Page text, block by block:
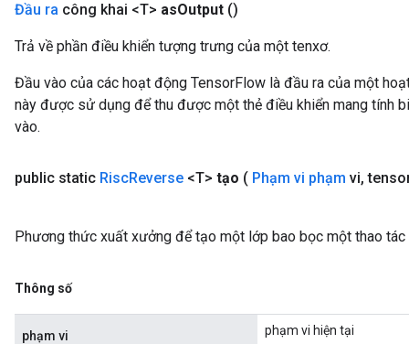
Đầu ra công khai <T> asOutput ()
Trả về phần điều khiển tượng trưng của một tenxơ.
Đầu vào của các hoạt động TensorFlow là đầu ra của một
này được sử dụng để thu được một thẻ điều khiển mang tính
vào.
public static RiscReverse <T> tạo ( Phạm vi phạm vi,
Phương thức xuất xưởng để tạo một lớp bao bọc một thao
Thông số
phạm vi phạm vi hiện tại